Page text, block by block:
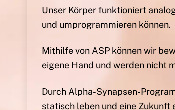
Unser Körper funktioniert
und umprogrammieren können.
Mithilfe von ASP können wir
eigene Hand und werden nicht
Durch Alpha-Synapsen-
statisch leben und eine Zukunft